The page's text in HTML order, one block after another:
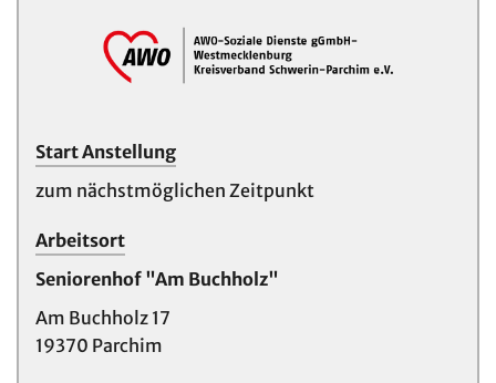
Start Anstellung
zum nächstmöglichen Zeitpunkt
Arbeitsort
Seniorenhof "Am Buchholz"
Am Buchholz 17
19370 Parchim